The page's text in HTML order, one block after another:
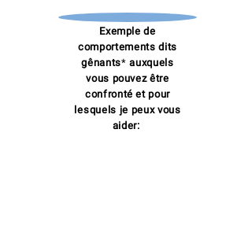
Exemple de
comportements dits
gênants* auxquels
vous pouvez être
confronté et pour
lesquels je peux vous
aider: